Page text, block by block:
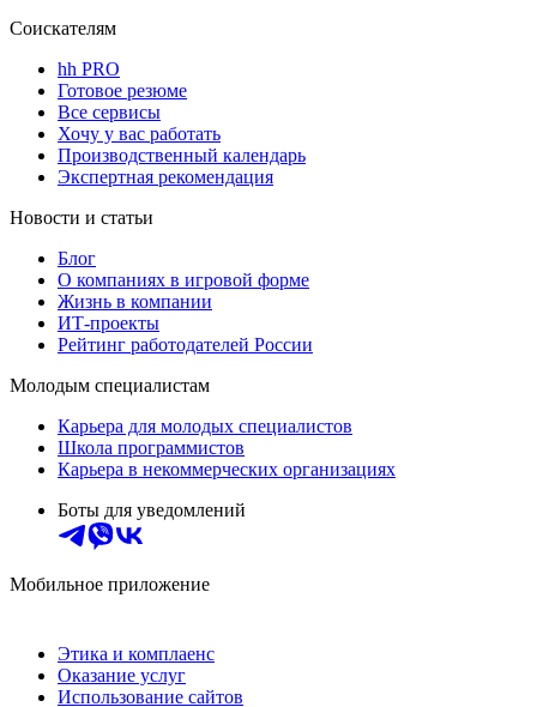
Соискателям
hh PRO
Готовое резюме
Все сервисы
Хочу у вас работать
Производственный календарь
Экспертная рекомендация
Новости и статьи
Блог
О компаниях в игровой форме
Жизнь в компании
ИТ-проекты
Рейтинг работодателей России
Молодым специалистам
Карьера для молодых специалистов
Школа программистов
Карьера в некоммерческих организациях
Боты для уведомлений
Мобильное приложение
Этика и комплаенс
Оказание услуг
Использование сайтов